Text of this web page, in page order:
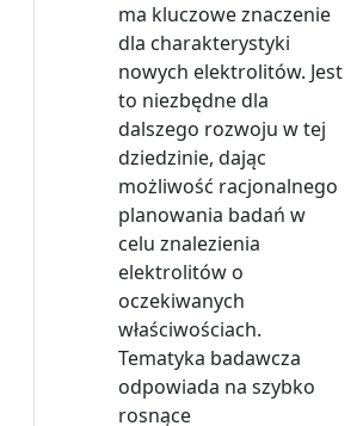
ma kluczowe znaczenie
dla charakterystyki
nowych elektrolitów. Jest
to niezbędne dla
dalszego rozwoju w tej
dziedzinie, dając
możliwość racjonalnego
planowania badań w
celu znalezienia
elektrolitów o
oczekiwanych
właściwościach.
Tematyka badawcza
odpowiada na szybko
rosnące